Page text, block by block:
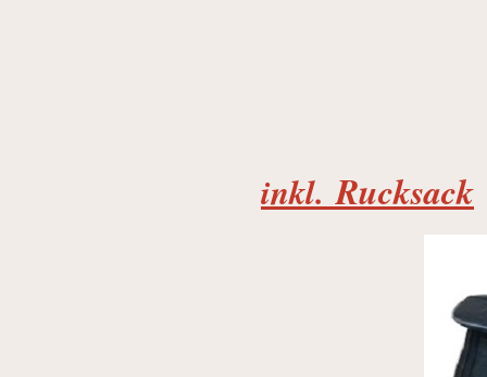
inkl. Rucksack